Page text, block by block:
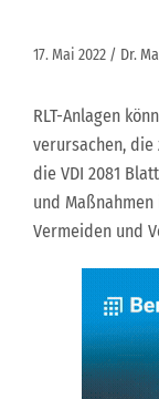
17. Mai 2022 Dr.
RLT-Anlagen
verursachen, die
die VDI 2081
und
Vermeiden und